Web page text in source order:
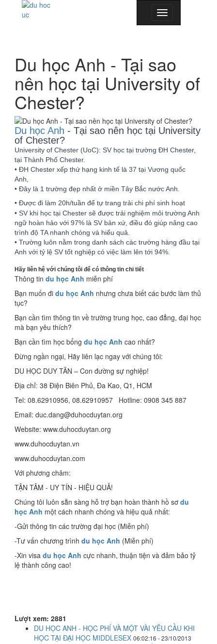
Toggle
navigation
Du học Anh - Tại sao
nên học tại University of
Chester?
Du học Anh - Tại sao nên học tại University
of Chester?
University of Chester (UoC): SV học tại trường ĐH Chester,
tại Thành Phố Chester.
• ĐH Chester xếp thứ hạng kinh tế là 37 tại Vương quốc
Anh,
• Đây là 1 trường đẹp nhất ở miền Tây Bắc nước Anh.
• Được đi làm 20h/tuần để tự trang trải chi phí sinh hoạt
• SV khi học tại Chester sẽ được trải nghiệm môi trường Anh
ngữ hoàn hảo với 97% là SV bản xứ, điều đó giúp nâng cao
trình độ TA nhanh chóng và hiểu quả.
• Trường luôn nằm trong danh sách các trường hàng đầu tại
Anh với tỷ lệ SV tốt nghiệp có việc làm lên tới 94%.
Hãy liên hệ với chúng tôi để có thông tin chi tiết
Thông tin du học Anh miễn phí
Bạn muốn đi du học Anh nhưng chưa biết các bước làm thủ
tục?
Bạn cần tìm thông tin về trường trung học, cao đẳng, đại học
mà bạn yêu thích?
Bạn cần tìm học bổng du học Anh cao nhất?
Đừng ngần ngại, Hãy liên lạc ngay với chúng tôi:
DU HỌC DUY TÂN – Con đường sự nghiệp!
Địa chỉ: 38 Điện Biên Phủ, Đa Kao, Q1, HCM
Tel: 08.62910956, 08.62910957 Hotline: 0908 345 887
Email: duc.dang@duhocduytan.org
Website: www.duhocduytan.org
www.duhocduytan.vn
www.duhocduytan.com
Với phương châm:
TẬN TÂM - UY TÍN - HIỆU QUẢ!
Chúng tôi luôn sẵn sàng hỗ trợ bạn hoàn thành hồ sơ du
học Anh một cách nhanh chóng và hiệu quả nhất:
-Gửi thông tin các trường đại học (Miễn phí)
-Tư vấn chương trình du học Anh (Miễn phí)
-Xin visa du học Anh cực nhanh, thuận tiện và đảm bảo tỷ
lệ thành công cao!
Lượt xem: 2881
DU HỌC ANH - HỌC PHÍ VÀ MỘT VÀI YÊU CẦU KHI
HỌC TẠI ĐẠI HỌC MIDDLESEX 06:02:16 - 23/10/2013